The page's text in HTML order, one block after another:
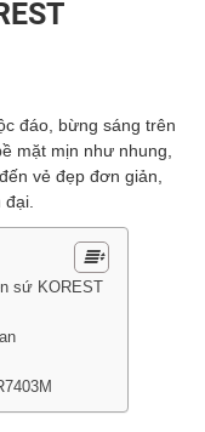
đáo, bừng sáng trên
mặt mịn như nhung,
vẻ đẹp đơn giản,
sứ KOREST